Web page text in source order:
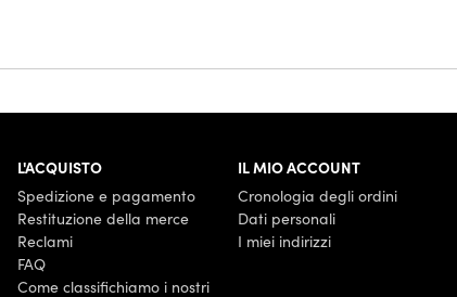
L'ACQUISTO
Spedizione e pagamento
Restituzione della merce
Reclami
FAQ
Come classifichiamo i nostri
IL MIO ACCOUNT
Cronologia degli ordini
Dati personali
I miei indirizzi